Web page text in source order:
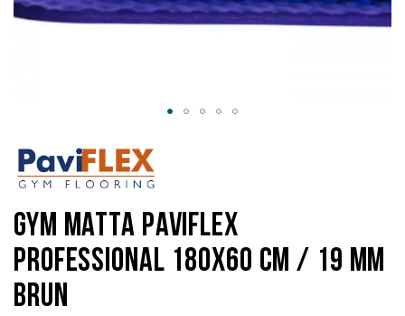
Gym matta PaviFlex
Professional 180x60 cm / 19 mm
brun
till
början
av
bildgalleriet